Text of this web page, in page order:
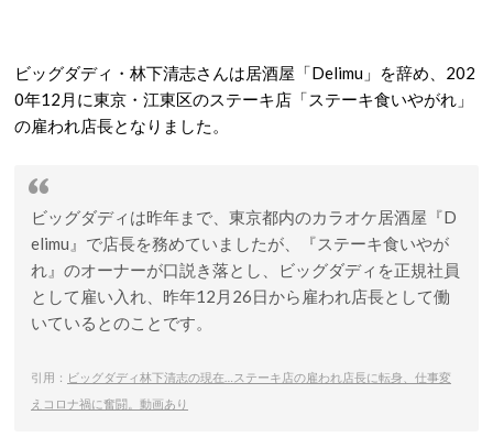
ビッグダディ・林下清志さんは居酒屋「Delimu」を辞め、202
0年12月に東京・江東区のステーキ店「ステーキ食いやがれ」
の雇われ店長となりました。
ビッグダディは昨年まで、東京都内のカラオケ居酒屋『D
elimu』で店長を務めていましたが、
『ステーキ食いやが
れ』のオーナーが口説き落とし、ビッグダディを正規社員
として雇い入れ、昨年12月26日から雇われ店長として働
いている とのことです。
引用： ビッグダディ林下清志の現在…ステーキ店の雇われ店長に転身、仕事変
えコロナ禍に奮闘。動画あり